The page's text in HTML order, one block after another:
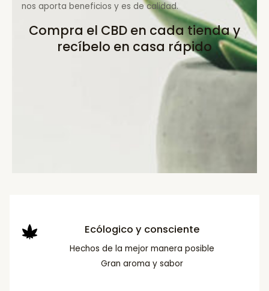
nos aporta beneficios y es de calidad.
Compra el CBD en cada tienda y
recíbelo en casa rápido
Ecólogico y consciente
Hechos de la mejor manera posible
Gran aroma y sabor